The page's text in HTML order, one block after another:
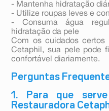
- Mantenha hidratação
- Utilize roupas leves e
- Consuma água
hidratação da pele
Com os cuidados
Cetaphil, sua pele pode
confortável diariamente.
Perguntas
1. Para que
Restauradora